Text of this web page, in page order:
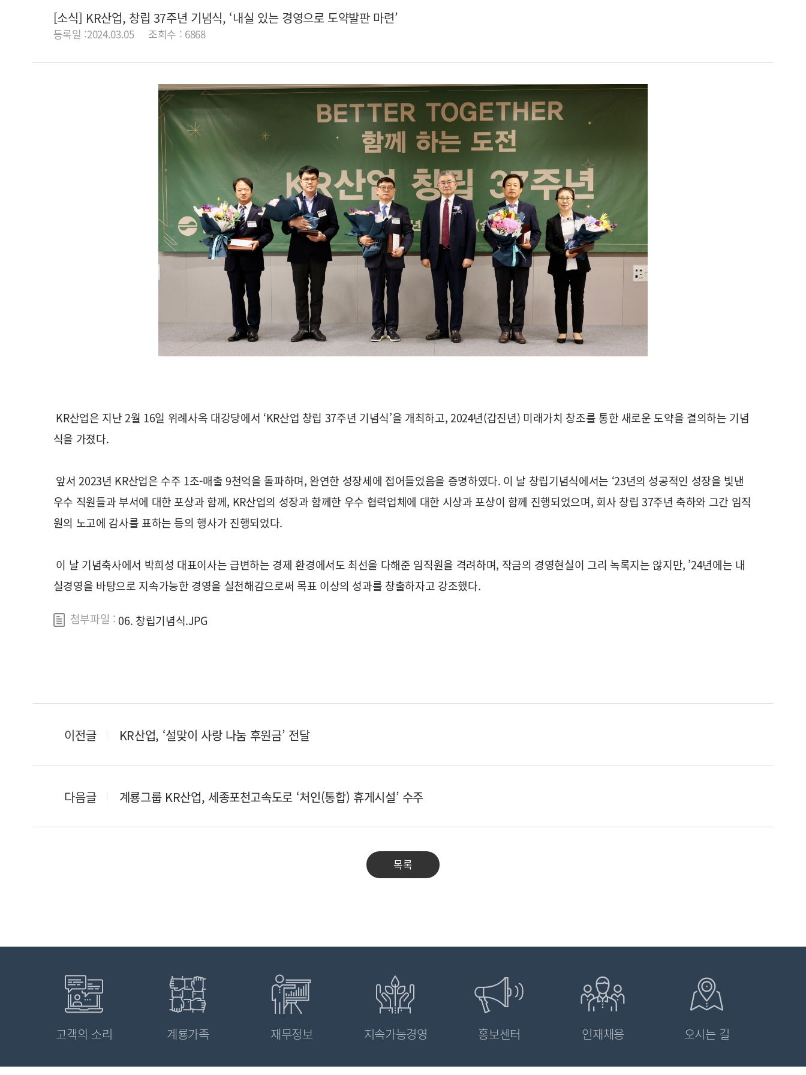
[소식] KR산업, 창립 37주년 기념식, ‘내실 있는 경영으로 도약발판 마련’
등록일 :2024.03.05 조회수 : 6868
KR산업은 지난 2월 16일 위례사옥 대강당에서 ‘KR산업 창립 37주년 기념식’을 개최하고, 2024년(갑진년) 미래가치 창조를 통한 새로운 도약을 결의하는 기념
식을 가졌다.
앞서 2023년 KR산업은 수주 1조-매출 9천억을 돌파하며, 완연한 성장세에 접어들었음을 증명하였다. 이 날 창립기념식에서는 ‘23년의 성공적인 성장을 빛낸
우수 직원들과 부서에 대한 포상과 함께, KR산업의 성장과 함께한 우수 협력업체에 대한 시상과 포상이 함께 진행되었으며, 회사 창립 37주년 축하와 그간 임직
원의 노고에 감사를 표하는 등의 행사가 진행되었다.
이 날 기념축사에서 박희성 대표이사는 급변하는 경제 환경에서도 최선을 다해준 임직원을 격려하며, 작금의 경영현실이 그리 녹록지는 않지만, ’24년에는 내
실경영을 바탕으로 지속가능한 경영을 실천해감으로써 목표 이상의 성과를 창출하자고 강조했다.
첨부파일 : 06. 창립기념식.JPG
이전글 KR산업, ‘설맞이 사랑 나눔 후원금’ 전달
다음글 계룡그룹 KR산업, 세종포천고속도로 ‘처인(통합) 휴게시설’ 수주
목록
고객의 소리 계룡가족 재무정보 지속가능경영 홍보센터 인재채용 오시는 길